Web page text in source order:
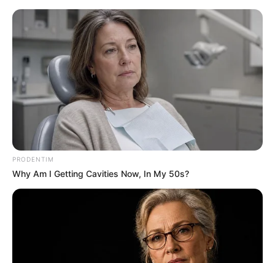
INSPIRASI
STYLE
FILM &
SERIES
NGAKAK
QUOTES
HYPE
MORE
PRODENTIM
Why Am I Getting Cavities Now, In My 50s?